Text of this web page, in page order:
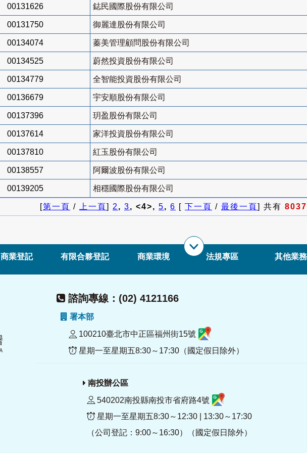
00131626 鋕民國際股份有限公司
00131750 御麗達股份有限公司
00134074 蓁美管理顧問股份有限公司
00134525 蔚然投資股份有限公司
00134779 全智能投資股份有限公司
00136679 宇安順股份有限公司
00137396 玥盈股份有限公司
00137614 家洋投資股份有限公司
00137810 紅玉股份有限公司
00138557 阿爾波股份有限公司
00139205 相穩國際股份有限公司
[第一頁 / 上一頁] 2, 3, <4>, 5, 6 [ 下一頁 / 最後一頁] 共有 8037
商業登記 有限合夥登記 商業環境 法規專區 其他業務
諮詢專線：(02) 4121166
署本部
100210臺北市中正區福州街15號
星期一至星期五8:30～17:30（國定假日除外）
南投辦公區
540202南投縣南投市省府路4號
星期一至星期五8:30～12:30 | 13:30～17:30
（公司登記：9:00～16:30）（國定假日除外）